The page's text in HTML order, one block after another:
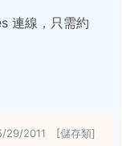
連線，只需約
29/2011 [儲存類]